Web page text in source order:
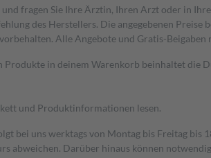
fragen Sie Ihre Ärztin, Ihren Arzt oder in
des Herstellers. Die angegebenen Preise
Alle Angebote und Gratis-Beigaben
in deinem Warenkorb beinhaltet
und Produktinformationen lesen.
bei uns werktags von Montag bis Freitag
abweichen. Darüber hinaus können